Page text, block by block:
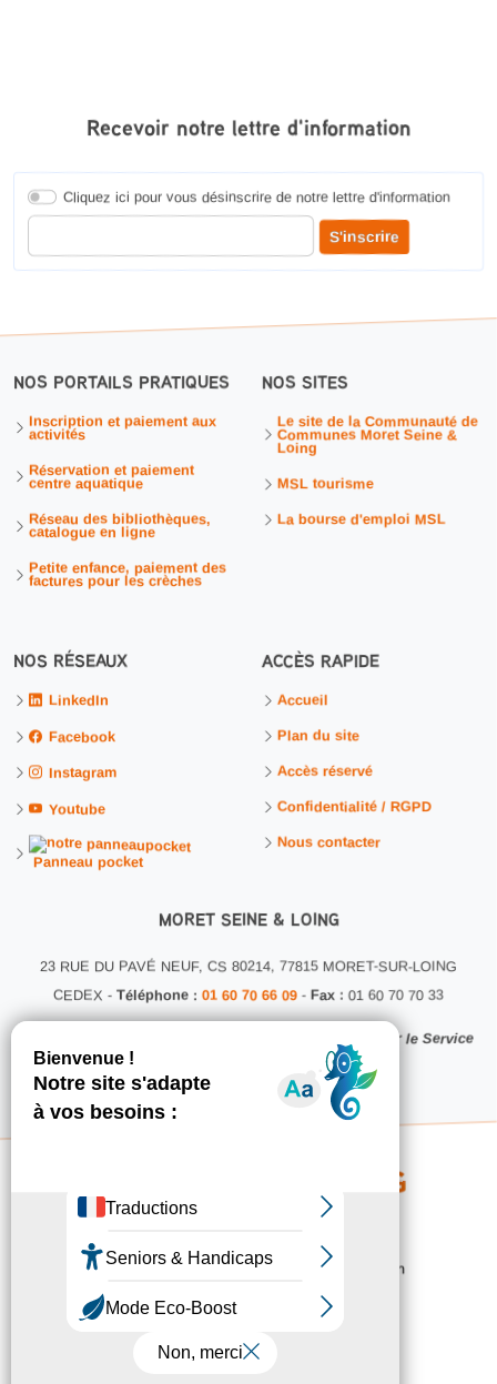
Recevoir notre lettre d'information
Cliquez ici pour vous désinscrire de notre lettre d'information
Entrer votre adresse courriel pour recevoir notre lettre d'information
S'inscrire
NOS PORTAILS PRATIQUES
Inscription et paiement aux
activités
Réservation et paiement
centre aquatique
Réseau des bibliothèques,
catalogue en ligne
Petite enfance, paiement des
factures pour les crèches
NOS SITES
Le site de la Communauté de
Communes Moret Seine &
Loing
MSL tourisme
La bourse d'emploi MSL
NOS RÉSEAUX
LinkedIn
Facebook
Instagram
Youtube
Panneau pocket
ACCÈS RAPIDE
Accueil
Plan du site
Accès réservé
Confidentialité / RGPD
Nous contacter
MORET SEINE & LOING
23 RUE DU PAVÉ NEUF, CS 80214, 77815 MORET-SUR-LOING
CEDEX - Téléphone : 01 60 70 66 09 - Fax : 01 60 70 70 33
Ce site internet a été conçu et développé en interne par le Service
Copyright 2026 © MSL - Service Communication